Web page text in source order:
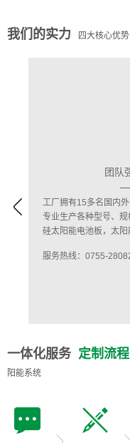
我们的实力 四大核心优
团队
工厂拥有15多名国内
专业生产各种型号、
硅太阳能电池板，太
服务热线：0755-
一体化服务 定制流程
阳能系统